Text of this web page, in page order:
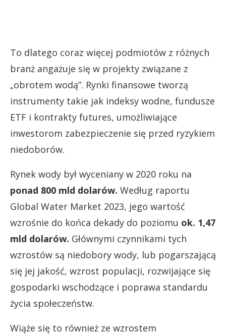
To dlatego coraz więcej podmiotów z różnych
branż angażuje się w projekty związane z
„obrotem wodą”. Rynki finansowe tworzą
instrumenty takie jak indeksy wodne, fundusze
ETF i kontrakty futures, umożliwiające
inwestorom zabezpieczenie się przed ryzykiem
niedoborów.
Rynek wody był wyceniany w 2020 roku na
ponad 800 mld dolarów. Według raportu
Global Water Market 2023, jego wartość
wzrośnie do końca dekady do poziomu ok. 1,47
mld dolarów. Głównymi czynnikami tych
wzrostów są niedobory wody, lub pogarszającą
się jej jakość, wzrost populacji, rozwijające się
gospodarki wschodzące i poprawa standardu
życia społeczeństw.
Wiąże się to również ze wzrostem